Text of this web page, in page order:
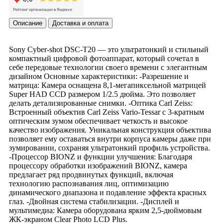
Описание Доставка и оплата
Sony Cyber-shot DSC-T20 — это ультратонкий и стильный
компактный цифровой фотоаппарат, который сочетал в
себе передовые технологии своего времени с элегантным
дизайном Основные характеристики: -Разрешение и
матрица: Камера оснащена 8,1-мегапиксельной матрицей
Super HAD CCD размером 1/2.5 дюйма. Это позволяет
делать детализированные снимки. -Оптика Carl Zeiss:
Встроенный объектив Carl Zeiss Vario-Tessar с 3-кратным
оптическим зумом обеспечивает четкость и высокое
качество изображения. Уникальная конструкция объектива
позволяет ему оставаться внутри корпуса камеры даже при
зумировании, сохраняя ультратонкий профиль устройства.
-Процессор BIONZ и функции улучшения: Благодаря
процессору обработки изображений BIONZ, камера
предлагает ряд продвинутых функций, включая
технологию распознавания лиц, оптимизацию
динамического диапазона и подавление эффекта красных
глаз. -Двойная система стабилизации. -Дисплей и
мультимедиа: Камера оборудована ярким 2,5-дюймовым
ЖК-экраном Clear Photo LCD Plus.